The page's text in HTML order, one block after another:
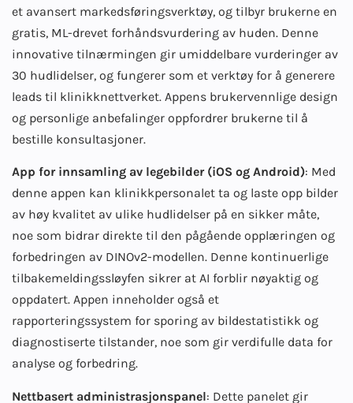
et avansert markedsføringsverktøy, og tilbyr brukerne en
gratis, ML-drevet forhåndsvurdering av huden. Denne
innovative tilnærmingen gir umiddelbare vurderinger av
30 hudlidelser, og fungerer som et verktøy for å generere
leads til klinikknettverket. Appens brukervennlige design
og personlige anbefalinger oppfordrer brukerne til å
bestille konsultasjoner.
App for innsamling av legebilder (iOS og Android): Med
denne appen kan klinikkpersonalet ta og laste opp bilder
av høy kvalitet av ulike hudlidelser på en sikker måte,
noe som bidrar direkte til den pågående opplæringen og
forbedringen av DINOv2-modellen. Denne kontinuerlige
tilbakemeldingssløyfen sikrer at AI forblir nøyaktig og
oppdatert. Appen inneholder også et
rapporteringssystem for sporing av bildestatistikk og
diagnostiserte tilstander, noe som gir verdifulle data for
analyse og forbedring.
Nettbasert administrasjonspanel: Dette panelet gir